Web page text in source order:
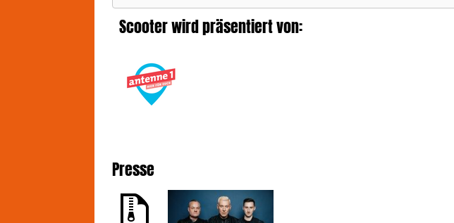
Scooter wird präsentiert von:
Presse